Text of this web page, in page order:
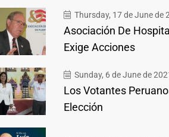
Thursday, 17 de June de
Asociación De
Exige Acciones
Sunday, 6 de June de
Los Votantes
Elección